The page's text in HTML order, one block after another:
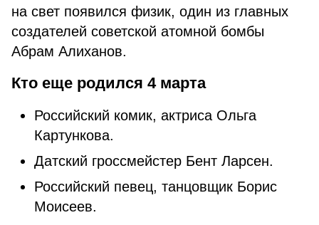
на свет появился физик, один из главных
создателей советской атомной бомбы
Абрам Алиханов.
Кто еще родился 4 марта
Российский комик, актриса Ольга
Картункова.
Датский гроссмейстер Бент Ларсен.
Российский певец, танцовщик Борис
Моисеев.